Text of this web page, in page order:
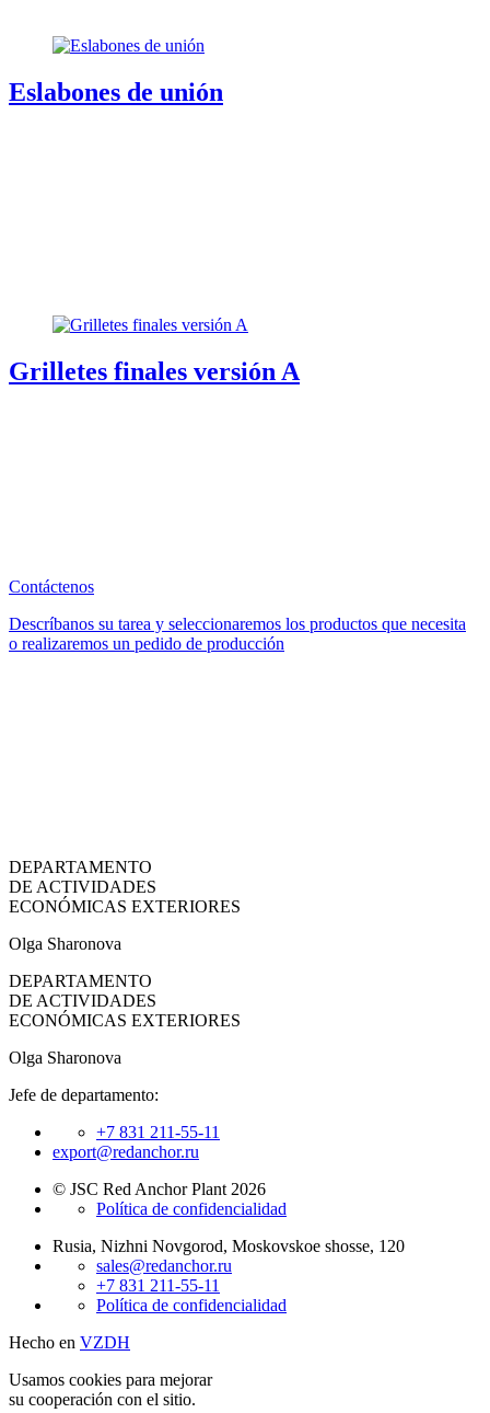
Eslabones de unión
Grilletes finales versión A
Contáctenos
Descríbanos su tarea y seleccionaremos los productos que necesita
o realizaremos un pedido de producción
DEPARTAMENTO
DE ACTIVIDADES
ECONÓMICAS EXTERIORES
Olga Sharonova
DEPARTAMENTO
DE ACTIVIDADES
ECONÓMICAS EXTERIORES
Olga Sharonova
Jefe de departamento:
+7 831 211-55-11
export@redanchor.ru
© JSC Red Anchor Plant 2026
Política de confidencialidad
Rusia, Nizhni Novgorod, Moskovskoe shosse, 120
sales@redanchor.ru
+7 831 211-55-11
Política de confidencialidad
Hecho en VZDH
Usamos cookies para mejorar
su cooperación con el sitio.